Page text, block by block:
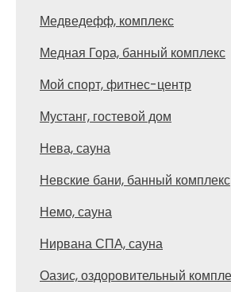
Медведефф, комплекс
Медная Гора, банный комплекс
Мой спорт, фитнес-центр
Мустанг, гостевой дом
Нева, сауна
Невские бани, банный комплекс
Немо, сауна
Нирвана СПА, сауна
Оазис, оздоровительный